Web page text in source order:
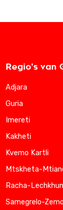
Regio's van
Adjara
Guria
Imereti
Kakheti
Kvemo Kartli
Mtskheta-
Racha-
Samegrelo-